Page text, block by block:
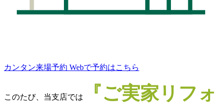
カンタン来場予約 Webで予約はこちら
このたび、当支店では
『ご実家リフォ